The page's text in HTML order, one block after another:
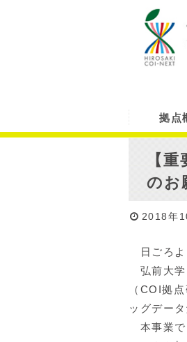
拠点
【
のお
2018年
日ごろよ
弘前大学
（COI拠
ッグデー
本事業で